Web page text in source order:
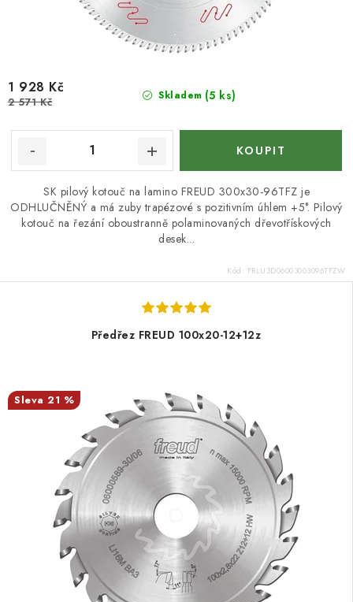
Skladem (5 ks)
1 928 Kč
2 571 Kč
SK pilový kotouč na lamino FREUD 300x30-96TFZ je
ODHLUČNĚNÝ a má zuby trapézové s pozitivním úhlem +5°. Pilový
kotouč na řezání oboustranně polaminovaných dřevotřískových
desek...
Kód: FRLU3D06003003096TFZW
Předřez FREUD 100x20-12+12z
21 %